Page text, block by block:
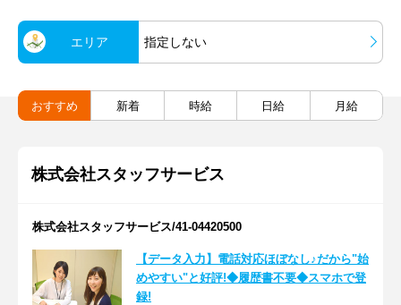
エリア 指定しない
おすすめ 新着 時給 日給 月給
株式会社スタッフサービス
株式会社スタッフサービス/41-04420500
【データ入力】電話対応ほぼなし♪だから"始
めやすい"と好評!◆履歴書不要◆スマホで登
録!